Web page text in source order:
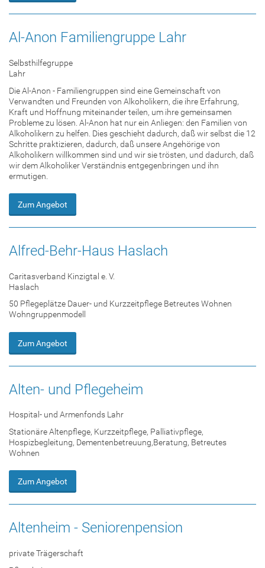
Al-Anon Familiengruppe Lahr
Selbsthilfegruppe
Lahr
Die Al-Anon - Familiengruppen sind eine Gemeinschaft von
Verwandten und Freunden von Alkoholikern, die ihre Erfahrung,
Kraft und Hoffnung miteinander teilen, um ihre gemeinsamen
Probleme zu lösen. Al-Anon hat nur ein Anliegen: den Familien von
Alkoholikern zu helfen. Dies geschieht dadurch, daß wir selbst die 12
Schritte praktizieren, dadurch, daß unsere Angehörige von
Alkoholikern willkommen sind und wir sie trösten, und dadurch, daß
wir dem Alkoholiker Verständnis entgegenbringen und ihn
ermutigen.
Zum Angebot
Alfred-Behr-Haus Haslach
Caritasverband Kinzigtal e. V.
Haslach
50 Pflegeplätze Dauer- und Kurzzeitpflege Betreutes Wohnen
Wohngruppenmodell
Zum Angebot
Alten- und Pflegeheim
Hospital- und Armenfonds Lahr
Stationäre Altenpflege, Kurzzeitpflege, Palliativpflege,
Hospizbegleitung, Dementenbetreuung,Beratung, Betreutes
Wohnen
Zum Angebot
Altenheim - Seniorenpension
private Trägerschaft